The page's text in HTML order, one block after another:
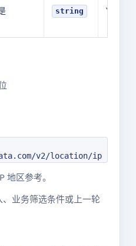
string
v2/location/ip
地区参考。
业务筛选条件或上一轮